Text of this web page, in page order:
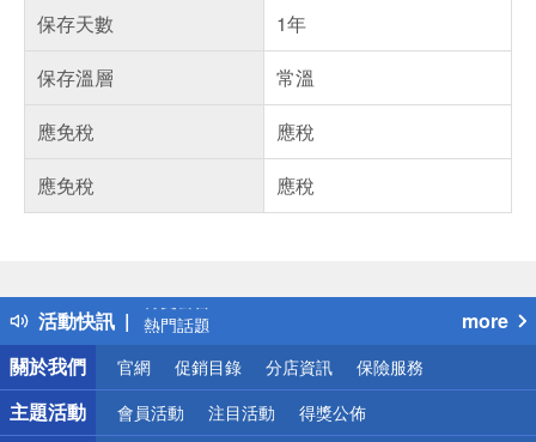
保存天數
1年
保存溫層
常溫
應免稅
應稅
應免稅
應稅
活動快訊
得獎公告
熱門話題
銀行優惠
偏遠地區配送
詐騙網頁！請小心！
more
關於我們
官網 促銷目錄 分店資訊 保險服務
主題活動 會員活動 注目活動 得獎公佈